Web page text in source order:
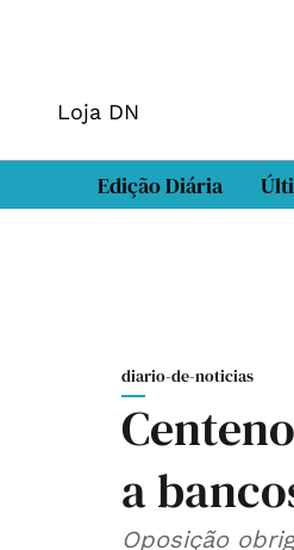
Loja DN
Edição Diária
diario-de-noticias
a
Oposição